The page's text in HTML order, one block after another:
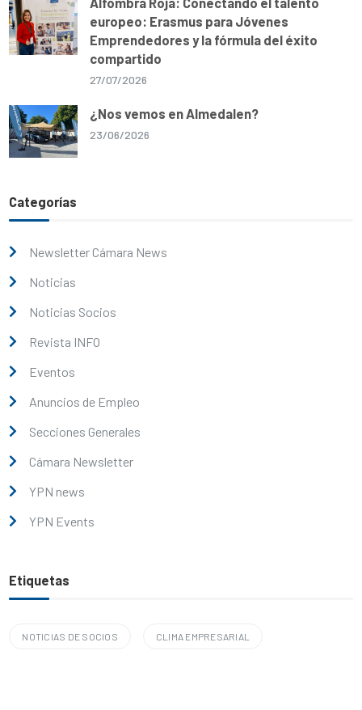
europeo: Erasmus para Jóvenes
Emprendedores y la fórmula del éxito
compartido
27/07/2026
¿Nos vemos en Almedalen?
23/06/2026
Categorías
Newsletter Cámara News
Noticias
Noticias Socios
Revista INFO
Eventos
Anuncios de Empleo
Secciones Generales
Cámara Newsletter
YPN news
YPN Events
Etiquetas
NOTICIAS DE SOCIOS CLIMA EMPRESARIAL